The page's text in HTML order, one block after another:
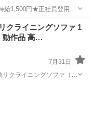
給1,500円★正社員登用制
！無料駐車場あり！《三
クライニングソファ 1
動作品 高…
7月31日
クライニングソファ（1
（一部合成皮革）サイズ
イニング機能はスムー